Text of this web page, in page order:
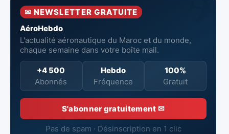
✉ NEWSLETTER GRATUITE
AéroHebdo
L'actualité aéronautique du Maroc et du monde,
chaque semaine dans votre boîte mail.
+4 500
Abonnés
Hebdo
Fréquence
100%
Gratuit
S'abonner gratuitement ✉
Pas de spam · Désinscription en 1 clic